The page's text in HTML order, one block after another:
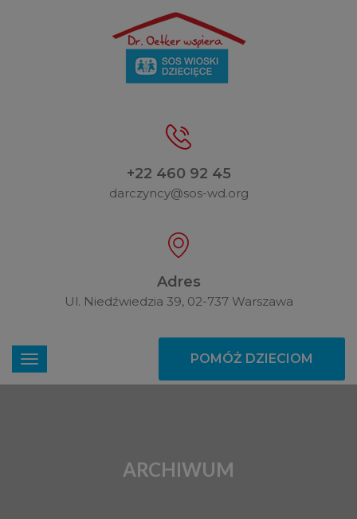
+22 460 92 45
darczyncy@sos-wd.org
Adres
Ul. Niedźwiedzia 39, 02-737 Warszawa
POMÓŻ DZIECIOM
ARCHIWUM